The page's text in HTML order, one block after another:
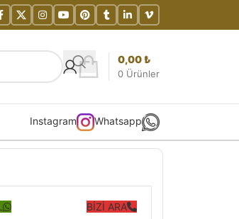
0 Ürünler
0,00₺
Instagram Whatsapp
BİZİ ARA